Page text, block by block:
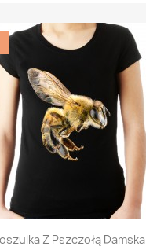
Z Pszczołą Damska